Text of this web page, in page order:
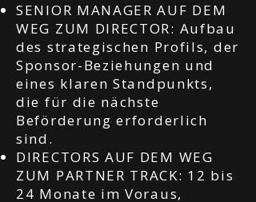
SENIOR MANAGER AUF DEM
WEG ZUM DIRECTOR: Aufbau
des strategischen Profils, der
Sponsor-Beziehungen und
eines klaren Standpunkts,
die für die nächste
Beförderung erforderlich
sind.
DIRECTORS AUF DEM WEG
ZUM PARTNER TRACK: 12 bis
24 Monate im Voraus,